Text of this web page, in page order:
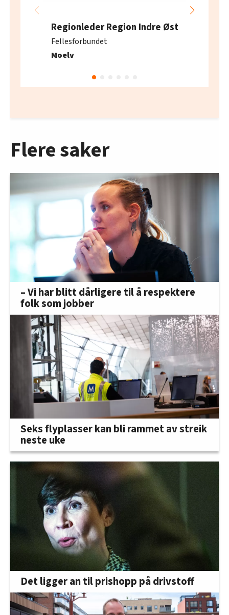
Regionleder Region Indre Øst
Fellesforbundet
Moelv
Flere saker
– Vi har blitt dårligere til å respektere
folk som jobber
Seks flyplasser kan bli rammet av streik
neste uke
Det ligger an til prishopp på drivstoff